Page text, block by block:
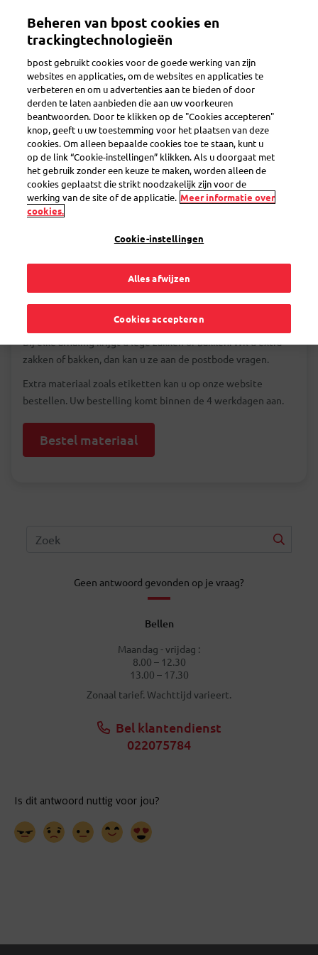
inhoud
Toggle navigation
Voorbereiding
Hoe bestel ik extra
materiaal om mijn
zendingen voor te
bereiden?
Bij elke afhaling krijgt u lege zakken of bakken. Wil u extra
zakken of bakken, dan kan u ze aan de postbode vragen.
Extra materiaal zoals etiketten kan u op onze website
bestellen. Uw bestelling komt binnen de 4 werkdagen aan.
Bestel materiaal
Geen antwoord gevonden op je vraag?
Bellen
Maandag - vrijdag :
8.00 – 12.30
13.00 – 17.30
Zonaal tarief. Wachttijd varieert.
Bel klantendienst
022075784
Beheren van bpost cookies en
trackingtechnologieën
bpost gebruikt cookies voor de goede werking van zijn
websites en applicaties, om de websites en applicaties te
verbeteren en om u advertenties aan te bieden of door
derden te laten aanbieden die aan uw voorkeuren
beantwoorden. Door te klikken op de "Cookies accepteren"
knop, geeft u uw toestemming voor het plaatsen van deze
cookies. Om alleen bepaalde cookies toe te staan, kunt u
op de link “Cookie-instellingen” klikken. Als u doorgaat met
het gebruik zonder een keuze te maken, worden alleen de
cookies geplaatst die strikt noodzakelijk zijn voor de
werking van de site of de applicatie. Meer informatie over
cookies.
Cookie-instellingen
Alles afwijzen
Cookies accepteren